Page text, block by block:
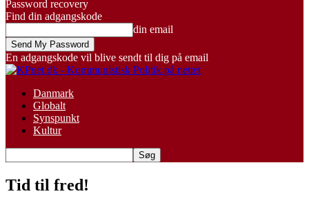
Password recovery
Find din adgangskode
din email
En adgangskode vil blive sendt til dig på email
Danmark
Globalt
Synspunkt
Kultur
Tid til fred!